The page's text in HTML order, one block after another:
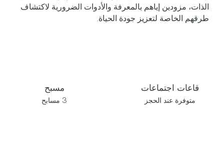
الذات، مزودين إياهم بالمعرفة والأدوات الضرورية لاكتشاف
طرقهم الخاصة لتعزيز جودة الحياة.
قاعات اجتماعات
متوفرة عند الحجز‏
مسبح
3 مسابح‏